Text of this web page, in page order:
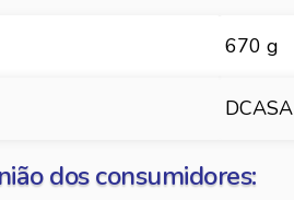
670 g
DCASA
dos consumidores: